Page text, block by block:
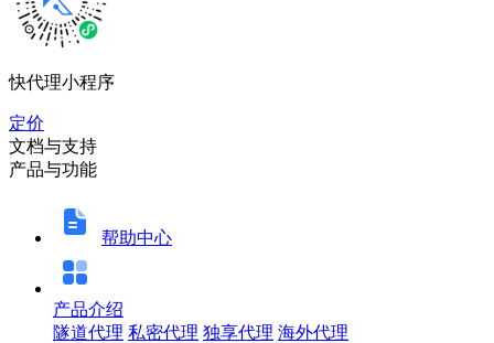
快代理小程序
定价
文档与支持
产品与功能
帮助中心
产品介绍
隧道代理 私密代理 独享代理 海外代理